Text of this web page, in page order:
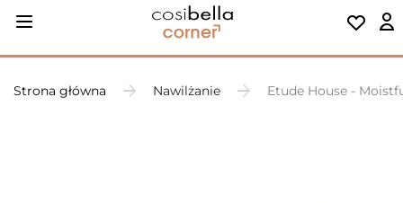
Strona główna Nawilżanie Etude House -